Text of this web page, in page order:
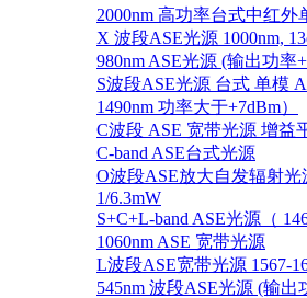
2000nm 高功率台式中红外
X 波段ASE光源 1000nm,
980nm ASE光源 (输出功率
S波段ASE光源 台式 单模
1490nm 功率大于+7dBm）
C波段 ASE 宽带光源 增益
C-band ASE台式光源
O波段ASE放大自发辐射光
1/6.3mW
S+C+L-band ASE光源（
1060nm ASE 宽带光源
L波段ASE宽带光源 1567-
545nm 波段ASE光源 (输出